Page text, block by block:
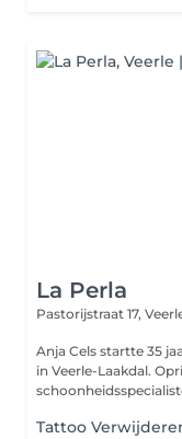
La Perla
Pastorijstraat 17,
Anja Cels startte 35
in Veerle-Laakdal. Oprichtster Anja Cels werd van een
Tattoo